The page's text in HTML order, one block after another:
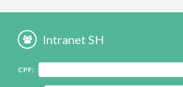
Intranet SH
CPF: